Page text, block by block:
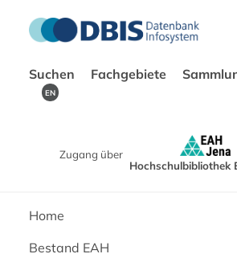
Suchen Fachgebiete
EN
Zugang über
Hochschulbibliothek
Home
Bestand EAH